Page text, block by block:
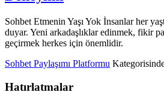
Sohbet Etmenin Yaşı Yok İnsanlar her
duyar. Yeni arkadaşlıklar edinmek, fikir
geçirmek herkes için önemlidir.
Sohbet Paylaşımı Platformu
Hatırlatmalar